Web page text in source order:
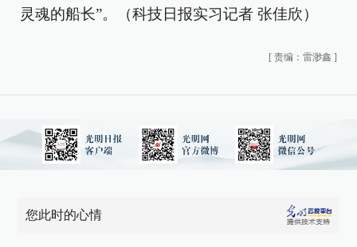
灵魂的船长”。（科技日报实习记者 张佳欣）
[ 责编：雷渺鑫 ]
您此时的心情